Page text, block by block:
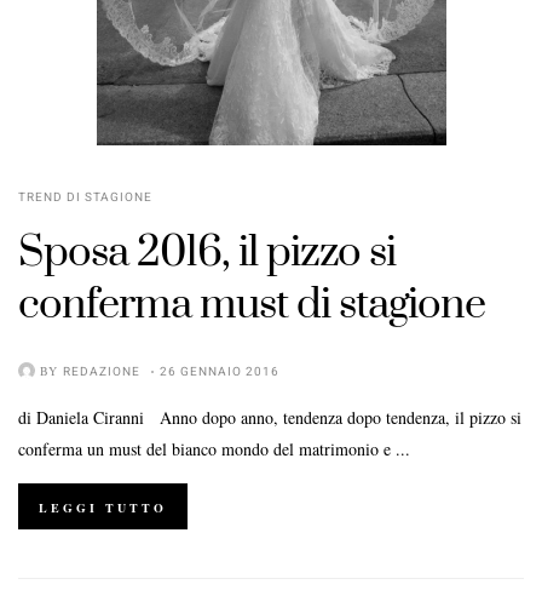
TREND DI STAGIONE
Sposa 2016, ilpizzosi
confermamustdi stagione
BY REDAZIONE 26 GENNAIO 2016
di Daniela Ciranni Anno dopo anno, tendenza dopo tendenza, il pizzo si
conferma un must del bianco mondo del matrimonio e ...
LEGGI TUTTO